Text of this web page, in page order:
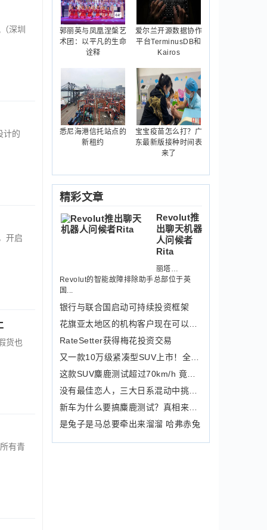
深圳
计的
开启
货也
有青
郭丽英与凤凰涅槃艺
术团：以平凡的生命
诠释
爱尔兰开源数据协作
平台TerminusDB和
Kairos
悉尼海港信托站点的
新租约
宝宝疫苗怎么打？广
东最新版接种时间表
来了
精彩文章
Revolut推
出聊天机器
人问候者
Rita
丽塔…
Revolut的智能故障排除助手总部位于英
国...
银行与联合国启动可持续投资框架
RateSetter获得梅花投资交易
是兔子是马总要牵出来溜溜 哈弗赤兔